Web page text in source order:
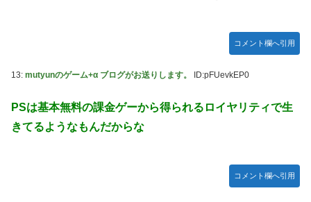
コメント欄へ引用
13: mutyunのゲーム+α ブログがお送りします。 ID:pFUevkEP0
PSは基本無料の課金ゲーから得られるロイヤリティで生
きてるようなもんだからな
コメント欄へ引用